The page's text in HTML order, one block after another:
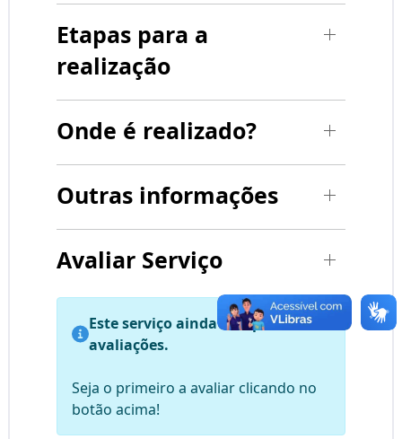
Etapas para a
realização
Onde é realizado?
Outras informações
Avaliar Serviço
Este serviço ainda não possui
avaliações.
Seja o primeiro a avaliar clicando no
botão acima!